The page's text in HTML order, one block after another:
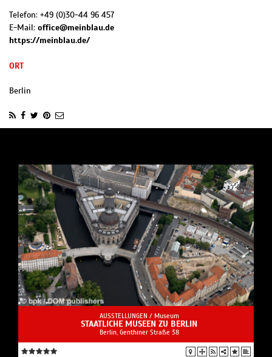
Telefon: +49 (0)30-44 96 457
E-Mail: office@meinblau.de
https://meinblau.de/
ORT
Berlin
AUSSTELLUNGEN / Museum
STAATLICHE MUSEEN ZU BERLIN
Berlin, Genthiner Straße 38